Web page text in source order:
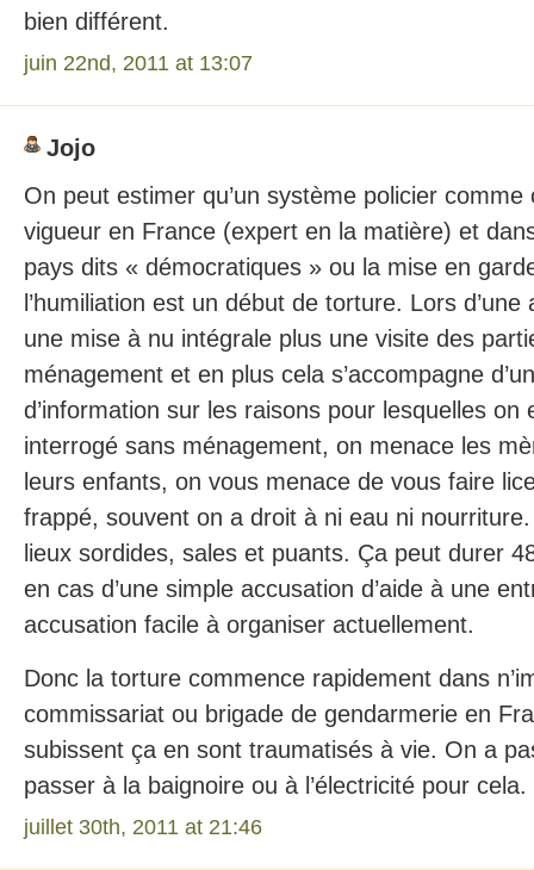
bien différent.
juin 22nd, 2011 at 13:07
Jojo
On peut estimer qu’un système policier comme
vigueur en France (expert en la matière) et
pays dits « démocratiques » ou la mise en
l’humiliation est un début de torture. Lors
une mise à nu intégrale plus une visite des
ménagement et en plus cela s’accompagne
d’information sur les raisons pour lesquelles on
interrogé sans ménagement, on menace les
leurs enfants, on vous menace de vous faire
frappé, souvent on a droit à ni eau ni
lieux sordides, sales et puants. Ça peut durer
en cas d’une simple accusation d’aide à une
accusation facile à organiser actuellement.
Donc la torture commence rapidement dans
commissariat ou brigade de gendarmerie en
subissent ça en sont traumatisés à vie. On a
passer à la baignoire ou à l’électricité pour cela.
juillet 30th, 2011 at 21:46